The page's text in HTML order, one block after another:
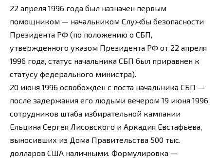
22 апреля 1996 года был назначен первым
помощником — начальником Службы безопасности
Президента РФ (по положению о СБП,
утвержденного указом Президента РФ от 22 апреля
1996 года, статус начальника СБП был приравнен к
статусу федерального министра).
20 июня 1996 освобожден с поста начальника СБП —
после задержания его людьми вечером 19 июня 1996
сотрудников штаба избирательной кампании
Ельцина Сергея Лисовского и Аркадия Евстафьева,
выносивших из Дома Правительства 500 тыс.
долларов США наличными. Формулировка —